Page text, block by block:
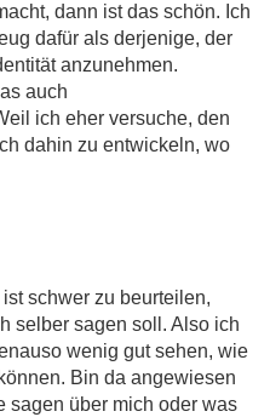
dann ist das schön. Ich
dafür als derjenige, der
anzunehmen.
auch
ich eher versuche, den
dahin zu entwickeln, wo
schwer zu beurteilen,
selber sagen soll. Also ich
wenig gut sehen, wie
Bin da angewiesen
sagen über mich oder was